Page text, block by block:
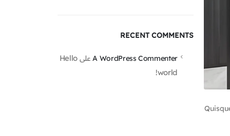
RECENT COMMENTS
A WordPress Commenterعلى Hello
world!